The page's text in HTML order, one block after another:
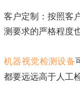
客户定制：按照客
测要求的严格程度
机器视觉检测设备
都要远远高于人工